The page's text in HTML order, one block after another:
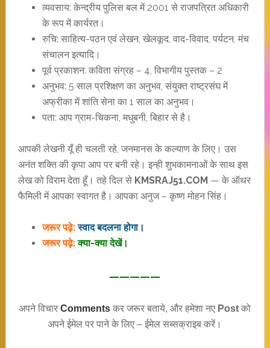
व्यवसाय: केन्द्रीय पुलिस बल में 2001 से राजपत्रित अधिकारी
के रूप में कार्यरत।
रुचि: साहित्य-पठन एवं लेखन, खेलकूद, वाद-विवाद, पर्यटन, मंच
संचालन इत्यादि।
पूर्व प्रकाशन: कविता संग्रह – 4, विभागीय पुस्तक – 2
अनुभव: 5 साल प्रशिक्षण का अनुभव, संयुक्त राष्ट्रसंघ में
अफ्रीका में शांति सेना का 1 साल का अनुभव।
पता: आप ग्राम-चिकना, मधुबनी, बिहार से है।
आपकी लेखनी यूँ ही चलती रहे, जनमानस के कल्याण के लिए। उस
अनंत शक्ति की कृपा आप पर बनी रहे। इन्ही शुभकामनाओं के साथ इस
लेख को विराम देता हूँ। तहे दिल से KMSRAJ51.COM — के ऑथर
फैमिली में आपका स्वागत है। आपका अनुज – कृष्ण मोहन सिंह।
जरूर पढ़े: स्वाद बदलना होगा।
जरूर पढ़े: क्या-क्या देखें।
—————
अपने विचारComments कर जरूर बताये, और हमेशा नए Post को
अपने ईमेल पर पाने के लिए – ईमेल सब्सक्राइब करें।